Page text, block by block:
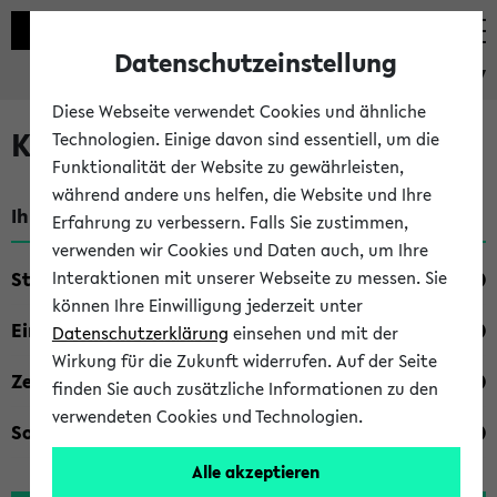
eKVV
Kombisuche im eKVV
Ihre Suchkriterien:
Studienfach
Einrichtung
Zeiten
Sonstiges
Datenschutzeinstellung
Diese Webseite verwendet Cookies und ähnliche
Technologien. Einige davon sind essentiell, um die
Funktionalität der Website zu gewährleisten,
während andere uns helfen, die Website und Ihre
Erfahrung zu verbessern. Falls Sie zustimmen,
verwenden wir Cookies und Daten auch, um Ihre
Interaktionen mit unserer Webseite zu messen. Sie
können Ihre Einwilligung jederzeit unter
Datenschutzerklärung einsehen und mit der
Wirkung für die Zukunft widerrufen. Auf der Seite
finden Sie auch zusätzliche Informationen zu den
verwendeten Cookies und Technologien.
Alle akzeptieren